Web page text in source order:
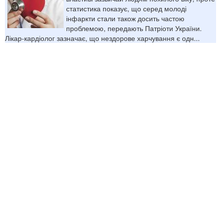
статистика показує, що серед молоді
інфаркти стали також досить частою
проблемою, передають Патріоти України.
Лікар-кардіолог зазначає, що нездорове харчування є одн...